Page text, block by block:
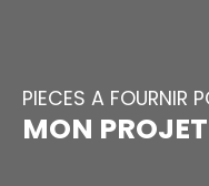
PIECES A FOURNIR
MON